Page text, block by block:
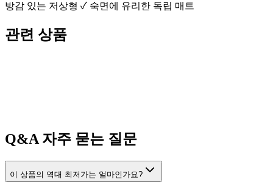
방감 있는 저상형 ✓ 숙면에 유리한 독립 매트
관련 상품
Q&A 자주 묻는 질문
이 상품의 역대 최저가는 얼마인가요?